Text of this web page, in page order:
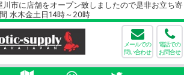
舗をオープン致しましたので是非お立ち寄
木金土日14時～20時
メールでの
問い合わせ
電話での
お問合せ